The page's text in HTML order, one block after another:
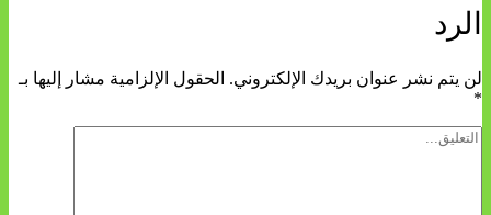
الرد
لن يتم نشر عنوان بريدك الإلكتروني. الحقول الإلزامية مشار إليها بـ
*